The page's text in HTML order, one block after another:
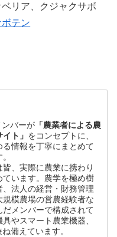
ベリア、クジャクサボ
テン
バーが 「農業者による農
ト」 をコンセプトに、
情報を丁寧にまとめて
、実際に農業に携わり
ています。農学を極め樹
法人の経営・財務管理
模農場の営農経験者な
だメンバーで構成されて
やスマート農業機器、
備えています。